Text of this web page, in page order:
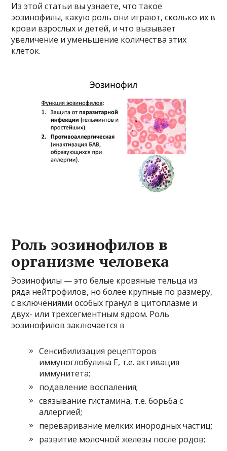
Из этой статьи вы узнаете, что такое
эозинофилы, какую роль они играют, сколько их в
крови взрослых и детей, и что вызывает
увеличение и уменьшение количества этих
клеток.
Роль эозинофилов в
организме человека
Эозинофилы — это белые кровяные тельца из
ряда нейтрофилов, но более крупные по размеру,
с включениями особых гранул в цитоплазме и
двух- или трехсегментным ядром. Роль
эозинофилов заключается в
Сенсибилизация рецепторов
иммуноглобулина Е, т.е. активация
иммунитета;
подавление воспаления;
связывание гистамина, т.е. борьба с
аллергией;
переваривание мелких инородных частиц;
развитие молочной железы после родов;